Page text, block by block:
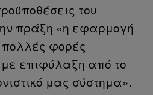
του
πράξη «η εφαρμογή
πολλές φορές
με επιφύλαξη από το
μας σύστημα».